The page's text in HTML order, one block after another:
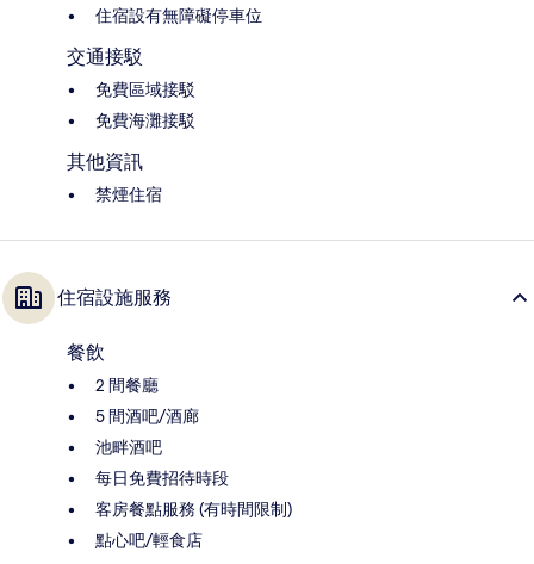
住宿設有無障礙停車位
交通接駁
免費區域接駁
免費海灘接駁
其他資訊
禁煙住宿
住宿設施服務
餐飲
2 間餐廳
5 間酒吧/酒廊
池畔酒吧
每日免費招待時段
客房餐點服務 (有時間限制)
點心吧/輕食店